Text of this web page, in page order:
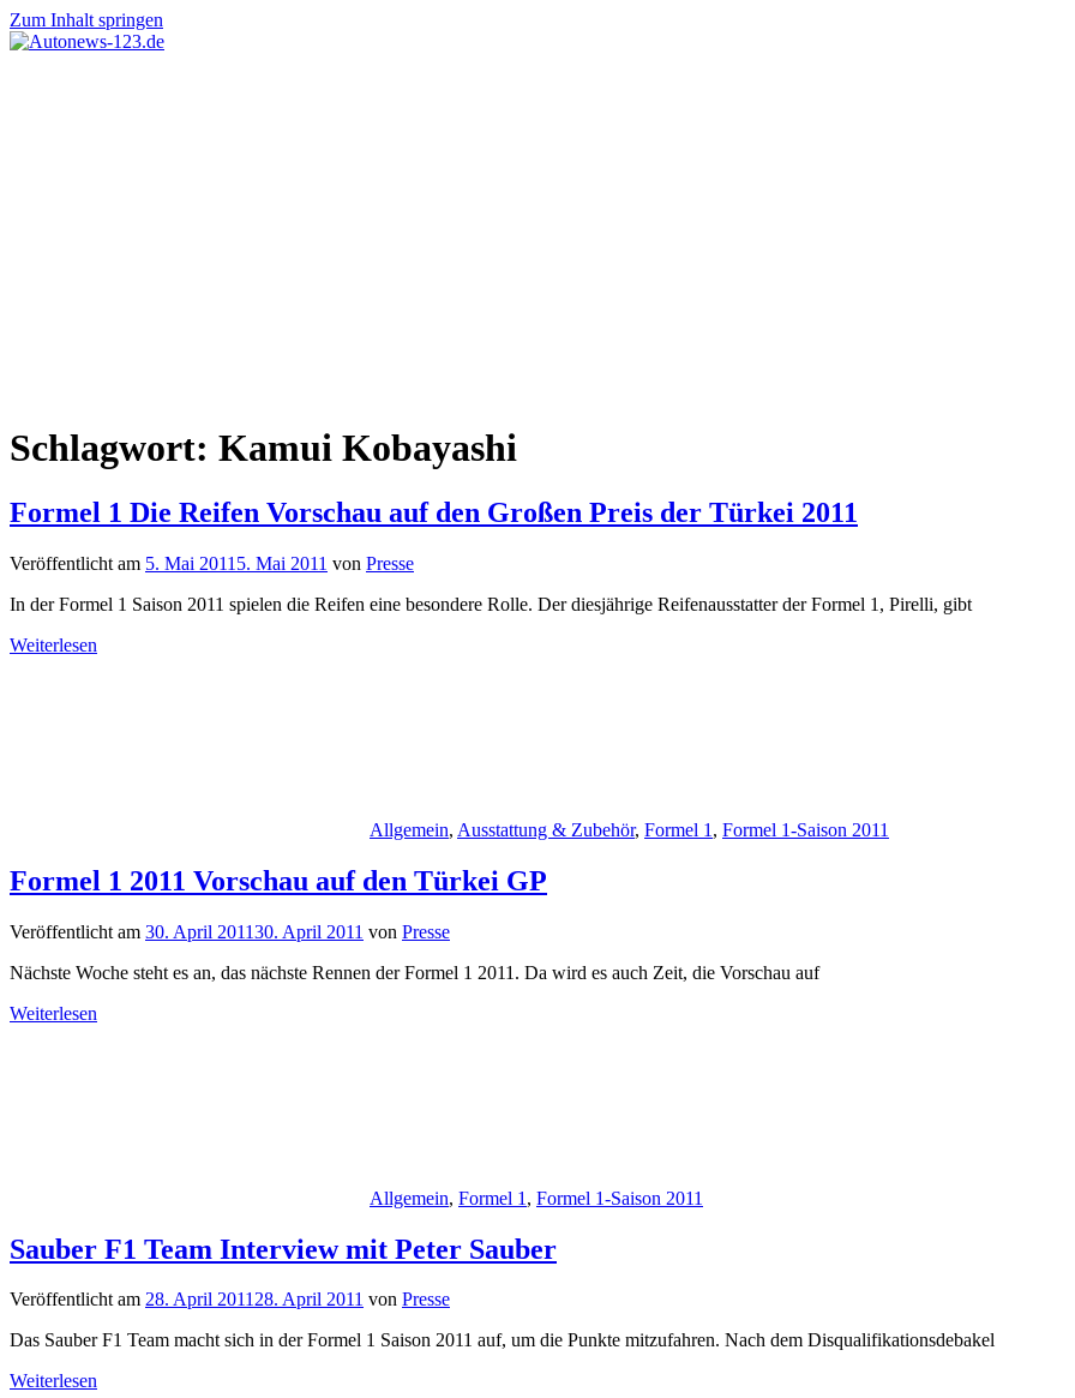
Zum Inhalt springen
Schlagwort: Kamui Kobayashi
Formel 1 Die Reifen Vorschau auf den Großen Preis der Türkei 2011
Veröffentlicht am 5. Mai 2011 5. Mai 2011 von Presse
In der Formel 1 Saison 2011 spielen die Reifen eine besondere Rolle. Der diesjährige Reifenausstatter der Formel 1, Pirelli, gibt
Weiterlesen
Allgemein, Ausstattung & Zubehör, Formel 1 , Formel 1-Saison 2011
Formel 1 2011 Vorschau auf den Türkei GP
Veröffentlicht am 30. April 201130. April 2011 von Presse
Nächste Woche steht es an, das nächste Rennen der Formel 1 2011. Da wird es auch Zeit, die Vorschau auf
Weiterlesen
Allgemein, Formel 1 , Formel 1-Saison 2011
Sauber F1 Team Interview mit Peter Sauber
Veröffentlicht am 28. April 201128. April 2011 von Presse
Das Sauber F1 Team macht sich in der Formel 1 Saison 2011 auf, um die Punkte mitzufahren. Nach dem Disqualifikationsdebakel
Weiterlesen